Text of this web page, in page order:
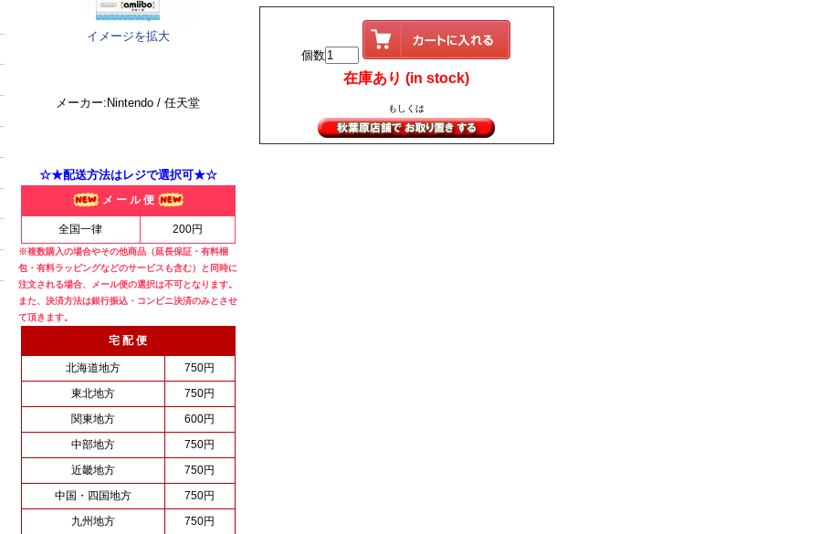
イメージを拡大
メーカー:Nintendo / 任天堂
☆★配送方法はレジで選択可★☆
メ ー ル 便
全国一律 200円
※複数購入の場合やその他商品（延長保証・有料梱
包・有料ラッピングなどのサービスも含む）と同時に
注文される場合、メール便の選択は不可となります。
また、決済方法は銀行振込・コンビニ決済のみとさせ
て頂きます。
宅 配 便
北海道地方
750円
東北地方
750円
関東地方
600円
中部地方
750円
近畿地方
750円
中国・四国地方
750円
九州地方
750円
個数
在庫あり (in stock)
もしくは